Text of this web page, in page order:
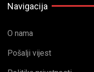
Navigacija
O nama
Pošalji vijest